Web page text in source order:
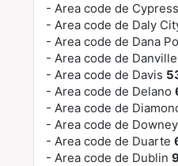
- Area code de Cypress
- Area code de Daly
- Area code de Dana
- Area code de Danville
- Area code de Davis
- Area code de Delano
- Area code de
- Area code de Downey
- Area code de Duarte
- Area code de Dublin